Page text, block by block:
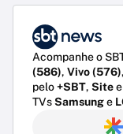
Acompanhe o
(586), Vivo (576),
pelo+SBT, Sitee
TVsSamsunge